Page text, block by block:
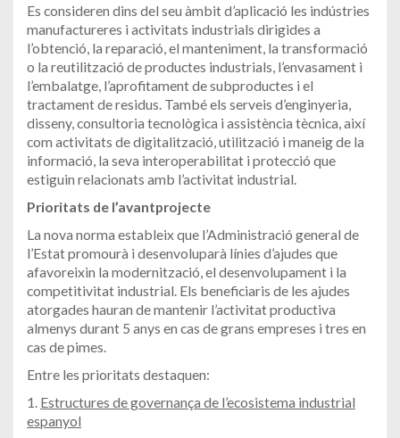
Es consideren dins del seu àmbit d’aplicació les indústries
manufactureres i activitats industrials dirigides a
l’obtenció, la reparació, el manteniment, la transformació
o la reutilització de productes industrials, l’envasament i
l’embalatge, l’aprofitament de subproductes i el
tractament de residus. També els serveis d’enginyeria,
disseny, consultoria tecnològica i assistència tècnica, així
com activitats de digitalització, utilització i maneig de la
informació, la seva interoperabilitat i protecció que
estiguin relacionats amb l’activitat industrial.
Prioritats de l’avantprojecte
La nova norma estableix que l’Administració general de
l’Estat promourà i desenvoluparà línies d’ajudes que
afavoreixin la modernització, el desenvolupament i la
competitivitat industrial. Els beneficiaris de les ajudes
atorgades hauran de mantenir l’activitat productiva
almenys durant 5 anys en cas de grans empreses i tres en
cas de pimes.
Entre les prioritats destaquen:
1. Estructures de governança de l’ecosistema industrial
espanyol